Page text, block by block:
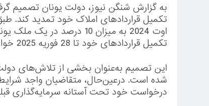
به گزارش شنگن نیوز، دولت یونان تصمیم
اوت 2024 به میزان 10
تکمیل قراردادهای خود تا 28 فوریه 2025 خواهند بود.
این تصمیم به‌عنوان بخشی از تلاش‌های دولت
شده است. درعین‌حال، متقاضیان واجد شرایط
درخواست خود تحت آستانه سرمایه‌گذاری
Pass 2026